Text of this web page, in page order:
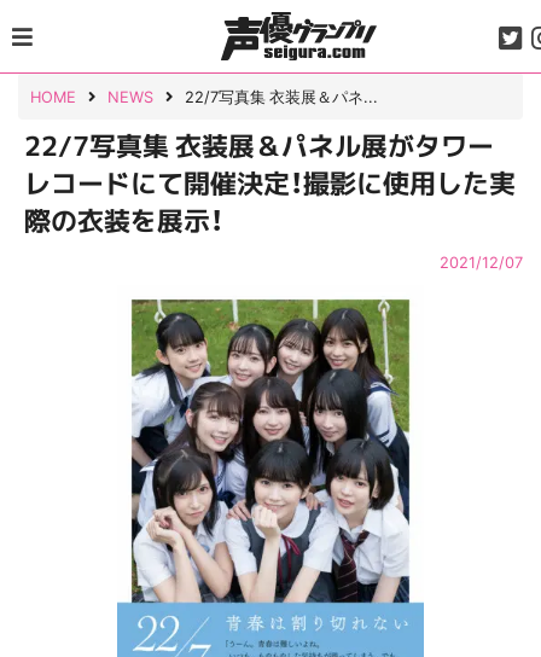
to
content
HOME NEWS 22/7写真集 衣装展＆パネ...
22/7写真集 衣装展＆パネル展がタワー
レコードにて開催決定！撮影に使用した実
際の衣装を展示！
2021/12/07